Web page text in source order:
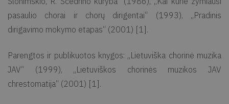
pasaulio chorai ir chorų dirigentai“ (1993), „Pradinis
dirigavimo mokymo etapas“ (2001) [1].
Parengtos ir publikuotos knygos: „Lietuviška chorinė muzika
JAV“ (1999), „Lietuviškos chorinės muzikos JAV
chrestomatija“ (2001) [1].